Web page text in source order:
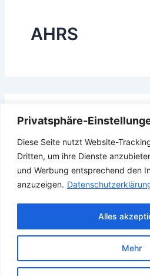
Privatsphäre-
Diese Seite nutzt Website-
Dritten, um ihre Dienste
und Werbung entsprechend den
anzuzeigen.
Mehr
Alles
AHRS
Das Gesuchte konnte leider nicht
Vielleicht hilft die Suchfunktion.
Suchen
nach:
Copyright © 2026 Verband